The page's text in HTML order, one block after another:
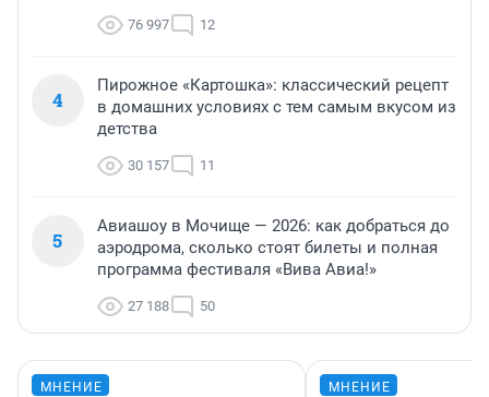
76 997 12
4
Пирожное «Картошка»: классический рецепт
в домашних условиях с тем самым вкусом из
детства
30 157 11
5
Авиашоу в Мочище — 2026: как добраться до
аэродрома, сколько стоят билеты и полная
программа фестиваля «Вива Авиа!»
27 188 50
МНЕНИЕ МНЕНИЕ